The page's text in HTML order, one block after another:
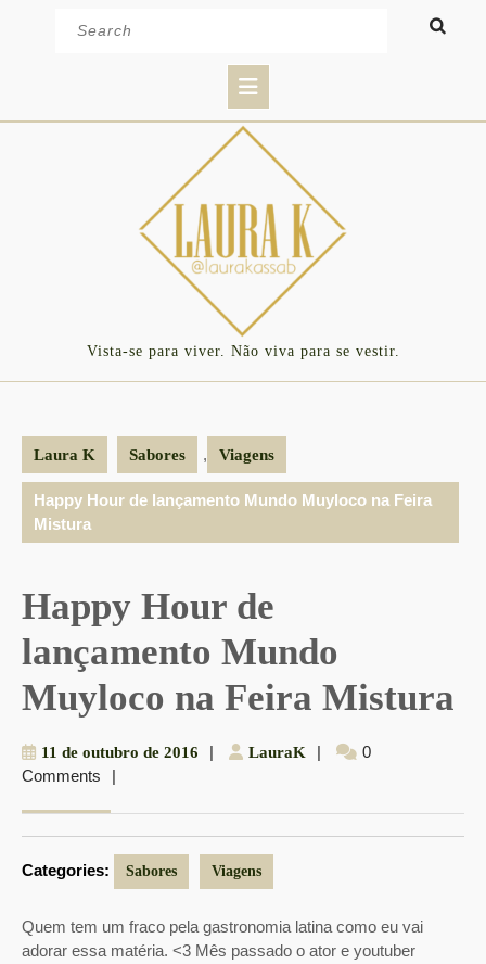
Button
Vista-se para viver. Não viva para se vestir.
Laura K Sabores , Viagens
Happy Hour de lançamento Mundo Muyloco na Feira
Mistura
Happy Hour de
lançamento Mundo
Muyloco na Feira Mistura
11 de outubro de 2016 11| LauraK LauraK
|
0
Comments
|
Categories: Sabores Viagens
Quem tem um fraco pela gastronomia latina como eu vai
adorar essa matéria. <3 Mês passado o ator e youtuber